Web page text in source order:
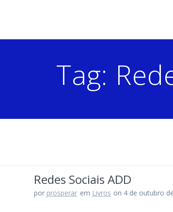
Tag:
Redes Sociais ADD
por prosperar em Livros on 4 de outubro